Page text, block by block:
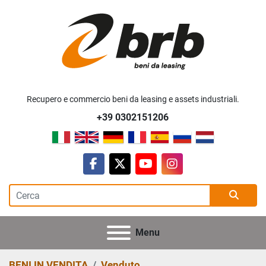
Recupero e commercio beni da leasing e assets industriali.
+39 0302151206
facebook
twitteryoutubeinstagram
Menu